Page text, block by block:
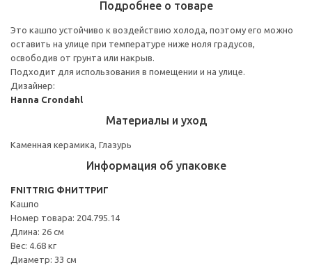
Подробнее о товаре
Это кашпо устойчиво к воздействию холода, поэтому его можно
оставить на улице при температуре ниже ноля градусов,
освободив от грунта или накрыв.
Подходит для использования в помещении и на улице.
Дизайнер:
Hanna Crondahl
Материалы и уход
Каменная керамика, Глазурь
Информация об упаковке
FNITTRIG ФНИТТРИГ
Кашпо
Номер товара: 204.795.14
Длина: 26 см
Вес: 4.68 кг
Диаметр: 33 см